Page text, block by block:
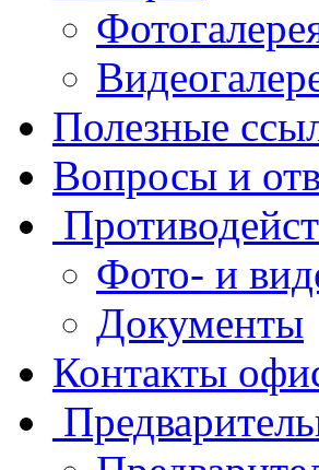
Полезные
Вопросы и
Фото- и
Документы
Контакты